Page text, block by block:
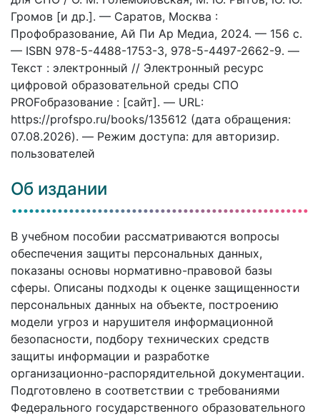
Громов [и др.]. — Саратов, Москва :
Профобразование, Ай Пи Ар Медиа, 2024. — 156 c.
— ISBN 978-5-4488-1753-3, 978-5-4497-2662-9. —
Текст : электронный // Электронный ресурс
цифровой образовательной среды СПО
PROFобразование : [сайт]. — URL:
https://profspo.ru/books/135612 (дата обращения:
07.08.2026). — Режим доступа: для авторизир.
пользователей
Об издании
В учебном пособии рассматриваются вопросы
обеспечения защиты персональных данных,
показаны основы нормативно-правовой базы
сферы. Описаны подходы к оценке защищенности
персональных данных на объекте, построению
модели угроз и нарушителя информационной
безопасности, подбору технических средств
защиты информации и разработке
организационно-распорядительной документации.
Подготовлено в соответствии с требованиями
Федерального государственного образовательного